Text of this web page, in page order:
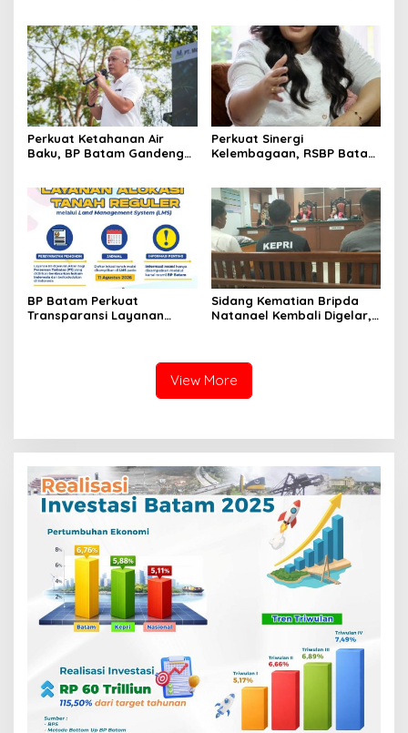
Perkuat Ketahanan Air
Baku, BP Batam Gandeng
Bendungan Sei Nongsa
Perkuat Sinergi
Kelembagaan, RSBP Batam
Ketersediaan Obat Aman
BP Batam Perkuat
Transparansi Layanan
Sidang Kematian Bripda
Natanael Kembali Digelar,
View More